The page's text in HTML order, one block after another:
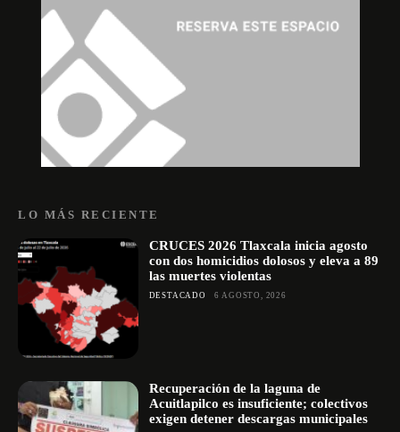
LO MÁS RECIENTE
CRUCES 2026 Tlaxcala inicia agosto
con dos homicidios dolosos y eleva a 89
las muertes violentas
DESTACADO 6 AGOSTO, 2026
Recuperación de la laguna de
Acuitlapilco es insuficiente; colectivos
exigen detener descargas municipales